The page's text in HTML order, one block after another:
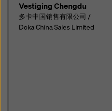
Vestiging Chengdu
多卡中国销售有限公司 /
Doka China Sales Limited